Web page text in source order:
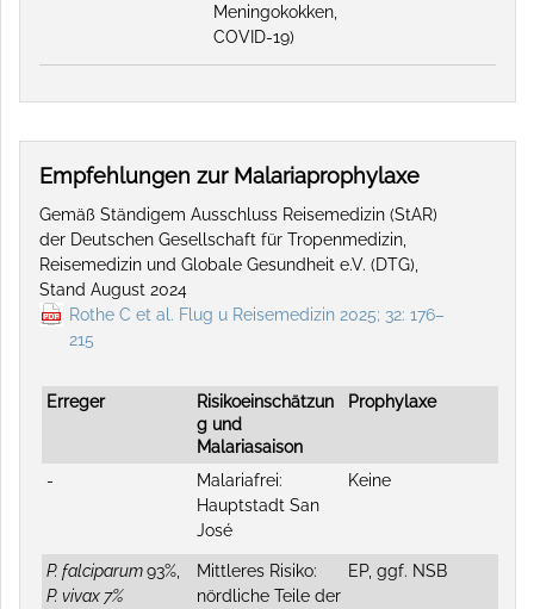
Meningokokken,
COVID-19)
Empfehlungen zur Malariaprophylaxe
Gemäß Ständigem Ausschluss Reisemedizin (StAR)
der Deutschen Gesellschaft für Tropenmedizin,
Reisemedizin und Globale Gesundheit e.V. (DTG),
Stand August 2024
Rothe C et al. Flug u Reisemedizin 2025; 32: 176–
215
Erreger
Risikoeinschätzun
g und
Malariasaison
Prophylaxe
-
Malariafrei:
Hauptstadt San
José
Keine
P. falciparum93%,
P. vivax 7%
Mittleres Risiko:
nördliche Teile der
EP, ggf. NSB